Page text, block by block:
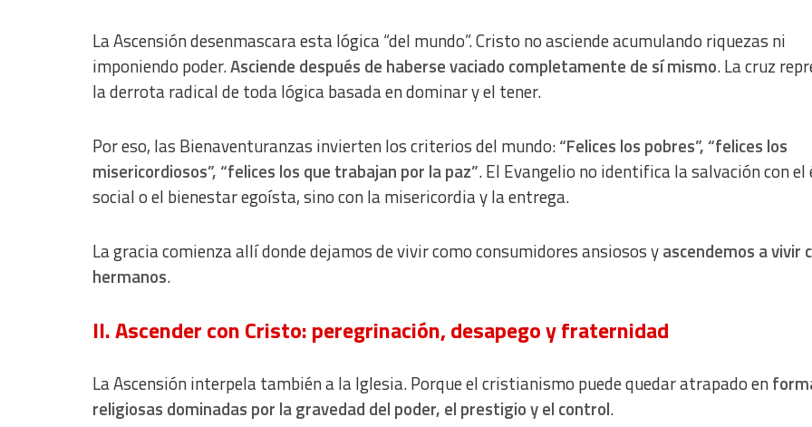
La Ascensión desenmascara esta lógica “del mundo”. Cristo no asciende acumulando riquezas ni
imponiendo poder.Asciende después de haberse vaciado completamente de sí mismo. La cruz
la derrota radical de toda lógica basada en dominar y el tener.
Por eso, las Bienaventuranzas invierten los criterios del mundo:“Felices los pobres”, “felices los
misericordiosos”, “felices los que trabajan por la paz”. El Evangelio no identifica la salvación con
social o el bienestar egoísta, sino con la misericordia y la entrega.
La gracia comienza allí donde dejamos de vivir como consumidores ansiosos yascendemos a vivir
hermanos.
II. Ascender con Cristo: peregrinación, desapego y fraternidad
La Ascensión interpela también a la Iglesia. Porque el cristianismo puede quedar atrapado en
religiosas dominadas por la gravedad del poder, el prestigio y el control.